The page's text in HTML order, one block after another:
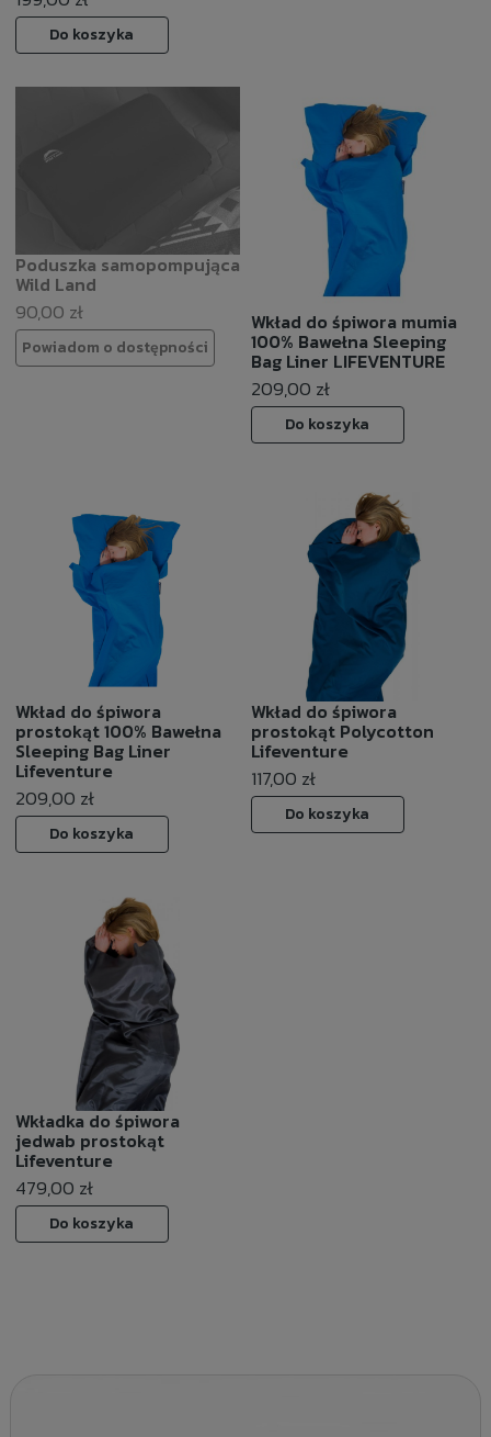
Do koszyka
Poduszka samopompująca
Wild Land
90,00 zł
Powiadom o dostępności
Wkład do śpiwora mumia
100% Bawełna Sleeping
Bag Liner LIFEVENTURE
209,00 zł
Do koszyka
Wkład do śpiwora
prostokąt 100% Bawełna
Sleeping Bag Liner
Lifeventure
209,00 zł
Do koszyka
Wkład do śpiwora
prostokąt Polycotton
Lifeventure
117,00 zł
Do koszyka
Wkładka do śpiwora
jedwab prostokąt
Lifeventure
479,00 zł
Do koszyka